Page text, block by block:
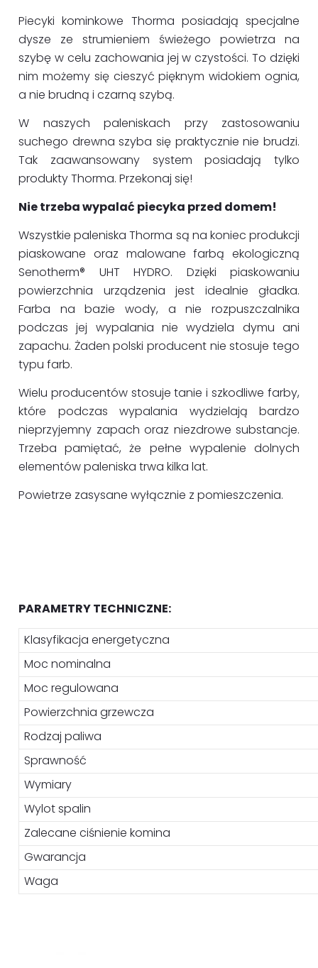
Piecyki kominkowe Thorma posiadają specjalne
dysze ze strumieniem świeżego powietrza na
szybę w celu zachowania jej w czystości. To dzięki
nim możemy się cieszyć pięknym widokiem ognia,
a nie brudną i czarną szybą.
W naszych paleniskach przy zastosowaniu
suchego drewna szyba się praktycznie nie brudzi.
Tak zaawansowany system posiadają tylko
produkty Thorma. Przekonaj się!
Nie trzeba wypalać piecyka przed domem!
Wszystkie paleniska Thorma są na koniec produkcji
piaskowane oraz malowane farbą ekologiczną
Senotherm® UHT HYDRO. Dzięki piaskowaniu
powierzchnia urządzenia jest idealnie gładka.
Farba na bazie wody, a nie rozpuszczalnika
podczas jej wypalania nie wydziela dymu ani
zapachu. Żaden polski producent nie stosuje tego
typu farb.
Wielu producentów stosuje tanie i szkodliwe farby,
które podczas wypalania wydzielają bardzo
nieprzyjemny zapach oraz niezdrowe substancje.
Trzeba pamiętać, że pełne wypalenie dolnych
elementów paleniska trwa kilka lat.
Powietrze zasysane wyłącznie z pomieszczenia.
PARAMETRY TECHNICZNE:
Klasyfikacja energetyczna
Moc nominalna
Moc regulowana
Powierzchnia grzewcza
Rodzaj paliwa
Sprawność
Wymiary
Wylot spalin
Zalecane ciśnienie komina
Gwarancja
Waga